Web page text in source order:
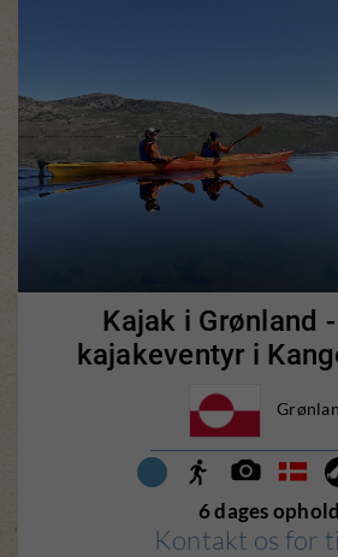
Kajak i Grønland
kajakeventyr i
6 dages ophold
Kontakt os for